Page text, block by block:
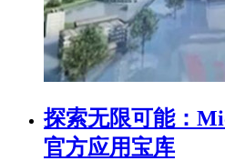
探索无限可能：
官方应用宝库